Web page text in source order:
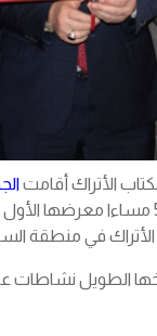
الأتراك أقامت
أمس السبت 17 اذار الساعة 5
الأتراك في منطقة
الطويل نشاطات